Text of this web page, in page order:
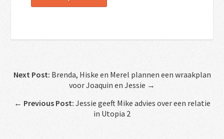
Next Post: Brenda, Hiske en Merel plannen een wraakplan
voor Joaquin en Jessie →
← Previous Post: Jessie geeft Mike advies over een relatie
in Utopia 2